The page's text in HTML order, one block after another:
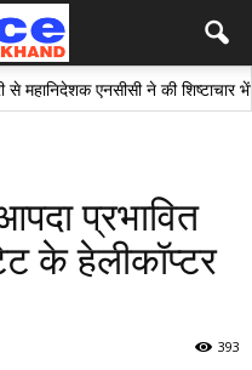
एनसीसी ने की शिष्टाचार भेंट
प्रभावित
के हेलीकॉप्टर
393